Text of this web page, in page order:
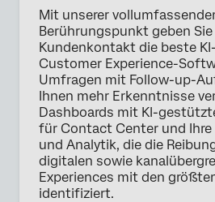
Land*
Privacy
Optin
Durch die Bereitstellung dieser
sich damit einverstanden, dass wir
personenbezogenen Daten gemäß
Datenschutzerklärungverarbeiten
Absenden
Mit unserer
Berührungspunkt geben
Kundenkontakt die beste
Customer Experience-
Umfragen mit Follow-up-
Ihnen mehr Erkenntnisse
Dashboards mit KI-
für Contact Center und Ihre
und Analytik, die die
digitalen sowie
Experiences mit den
identifiziert.